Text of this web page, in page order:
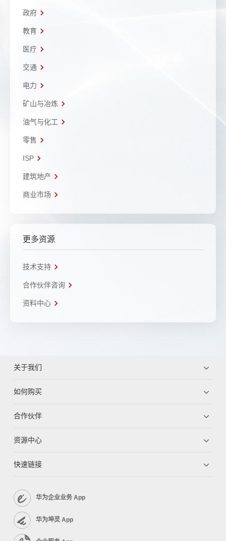
政府
教育
医疗
交通
电力
矿山与冶炼
油气与化工
零售
ISP
建筑地产
商业市场
更多资源
技术支持
合作伙伴咨询
资料中心
关于我们
如何购买
合作伙伴
资源中心
快速链接
华为企业业务 App
华为坤灵 App